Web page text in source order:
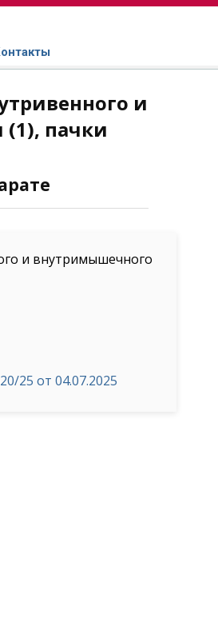
и
пачки
и внутримышечного
25 от 04.07.2025